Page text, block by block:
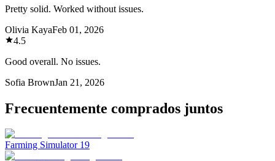
Pretty solid. Worked without issues.
Olivia KayaFeb 01, 2026
4.5
Good overall. No issues.
Sofia BrownJan 21, 2026
Frecuentemente comprados juntos
Farming Simulator 19